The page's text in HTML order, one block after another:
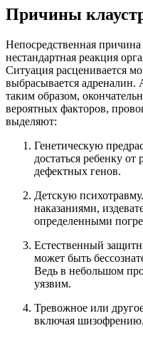
Причины
Непосредственная
нестандартная реакция
Ситуация расценивается
выбрасывается адреналин.
таким образом,
вероятных факторов,
выделяют:
Генетическую
достаться ребенку
дефектных генов.
Детскую
наказаниями,
определенными
Естественный
может быть
Ведь в небольшом
уязвим.
Тревожное или
включая шизофрению.